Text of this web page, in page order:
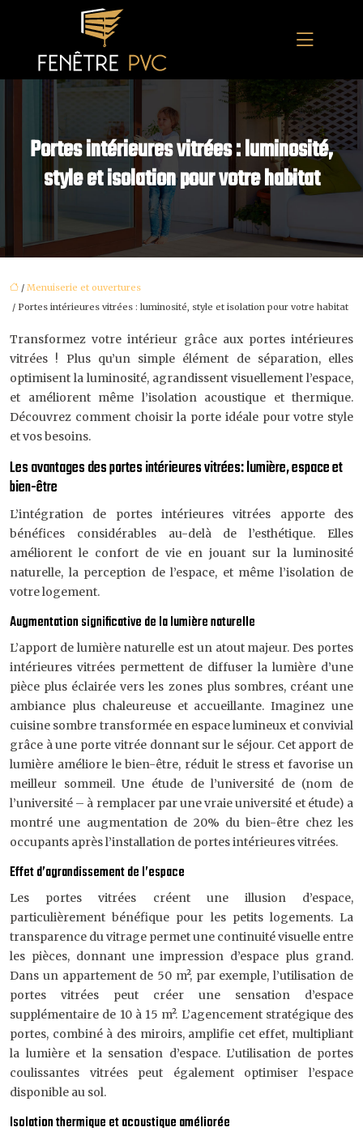
Portes intérieures vitrées : luminosité,
style et isolation pour votre habitat
/ Menuiserie et ouvertures
/ Portes intérieures vitrées : luminosité, style et isolation pour votre habitat
Transformez votre intérieur grâce aux portes intérieures
vitrées ! Plus qu’un simple élément de séparation, elles
optimisent la luminosité, agrandissent visuellement l’espace,
et améliorent même l’isolation acoustique et thermique.
Découvrez comment choisir la porte idéale pour votre style
et vos besoins.
Les avantages des portes intérieures vitrées: lumière, espace et
bien-être
L’intégration de portes intérieures vitrées apporte des
bénéfices considérables au-delà de l’esthétique. Elles
améliorent le confort de vie en jouant sur la luminosité
naturelle, la perception de l’espace, et même l’isolation de
votre logement.
Augmentation significative de la lumière naturelle
L’apport de lumière naturelle est un atout majeur. Des portes
intérieures vitrées permettent de diffuser la lumière d’une
pièce plus éclairée vers les zones plus sombres, créant une
ambiance plus chaleureuse et accueillante. Imaginez une
cuisine sombre transformée en espace lumineux et convivial
grâce à une porte vitrée donnant sur le séjour. Cet apport de
lumière améliore le bien-être, réduit le stress et favorise un
meilleur sommeil. Une étude de l’université de (nom de
l’université – à remplacer par une vraie université et étude) a
montré une augmentation de 20% du bien-être chez les
occupants après l’installation de portes intérieures vitrées.
Effet d’agrandissement de l’espace
Les portes vitrées créent une illusion d’espace,
particulièrement bénéfique pour les petits logements. La
transparence du vitrage permet une continuité visuelle entre
les pièces, donnant une impression d’espace plus grand.
Dans un appartement de 50 m², par exemple, l’utilisation de
portes vitrées peut créer une sensation d’espace
supplémentaire de 10 à 15 m². L’agencement stratégique des
portes, combiné à des miroirs, amplifie cet effet, multipliant
la lumière et la sensation d’espace. L’utilisation de portes
coulissantes vitrées peut également optimiser l’espace
disponible au sol.
Isolation thermique et acoustique améliorée